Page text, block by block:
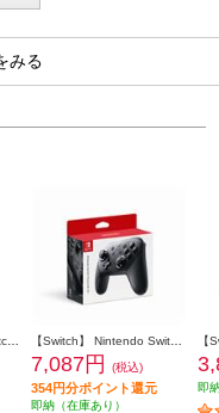
みる
7,087円 (税込)
354円分ポイント還元
即納（在庫あり）
即